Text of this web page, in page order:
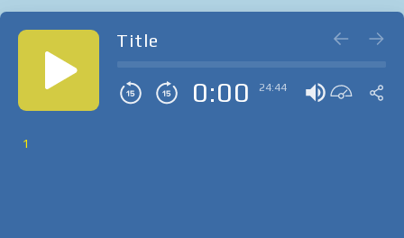
Title
0:00 24:44
1